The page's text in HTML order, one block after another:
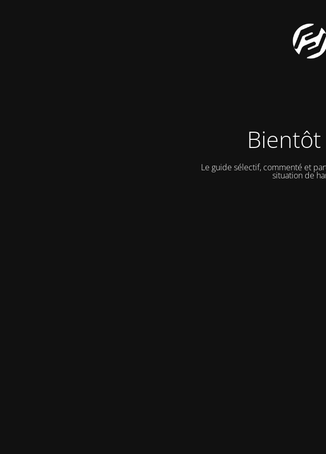
Le guide sélectif, commenté et
situation de